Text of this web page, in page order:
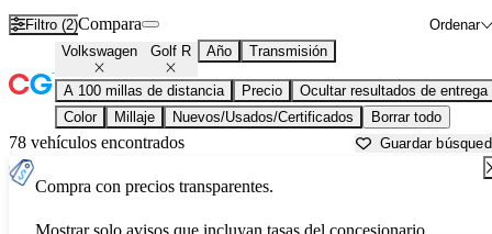
Filtro (2) Ordenar
Compara
Volkswagen Golf R Año Transmisión
A 100 millas de distancia Precio
Ocultar resultados de entrega
Color
Millaje Nuevos/Usados/Certificados Borrar todo
78 vehículos encontrados Guardar
Compra con precios transparentes.